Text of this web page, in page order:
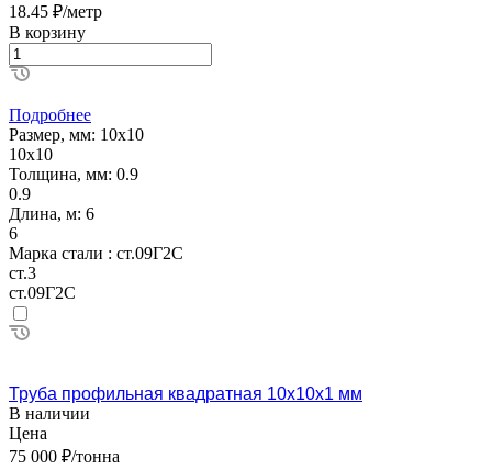
18.45 ₽/метр
В корзину
Подробнее
Размер, мм: 10х10
10х10
Толщина, мм: 0.9
0.9
Длина, м: 6
6
Марка стали : ст.09Г2С
ст.3
ст.09Г2С
Труба профильная квадратная 10х10х1 мм
В наличии
Цена
75 000 ₽/тонна